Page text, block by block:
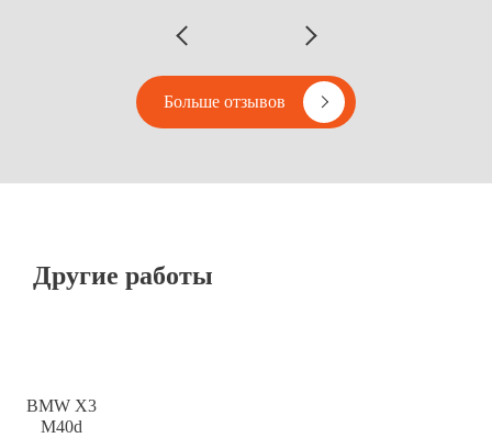
Больше отзывов
Другие работы
BMW X3
M40d